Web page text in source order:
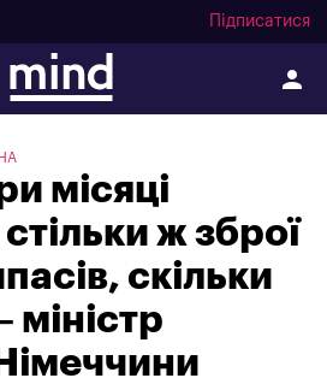
Підписатися
місяці
ж зброї
скільки
міністр